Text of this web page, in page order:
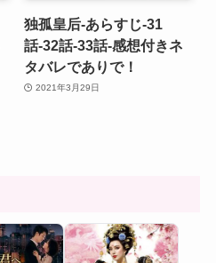
独孤皇后-あらすじ-31
話-32話-33話-感想付きネ
タバレでありで！
2021年3月29日